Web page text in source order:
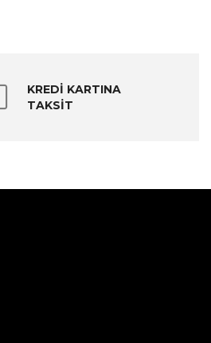
KREDİ KARTINA
TAKSİT